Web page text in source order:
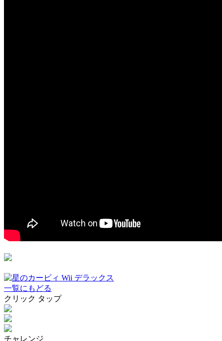
一覧にもどる
クリック タップ
チャレンジ